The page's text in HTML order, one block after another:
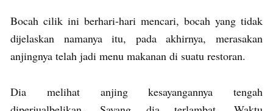
Bocah cilik ini berhari-hari mencari, bocah yang tidak
dijelaskan namanya itu, pada akhirnya, merasakan
anjingnya telah jadi menu makanan di suatu restoran.
Dia melihat anjing kesayangannya tengah